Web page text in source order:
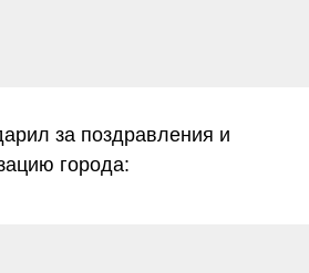
за поздравления и
города: